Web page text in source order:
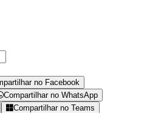
no Facebook
Compartilhar no WhatsApp
Compartilhar no Teams